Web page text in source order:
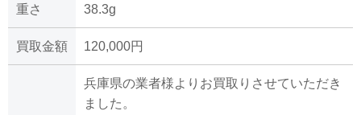
重さ 38.3g
買取金額 120,000円
兵庫県の業者様よりお買取りさせていただき
ました。